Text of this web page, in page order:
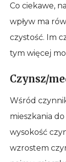
Co ciekawe,
wpływ ma
czystość. Im
tym więcej
Czynsz/
Wśród
mieszkania
wysokość
wzrostem